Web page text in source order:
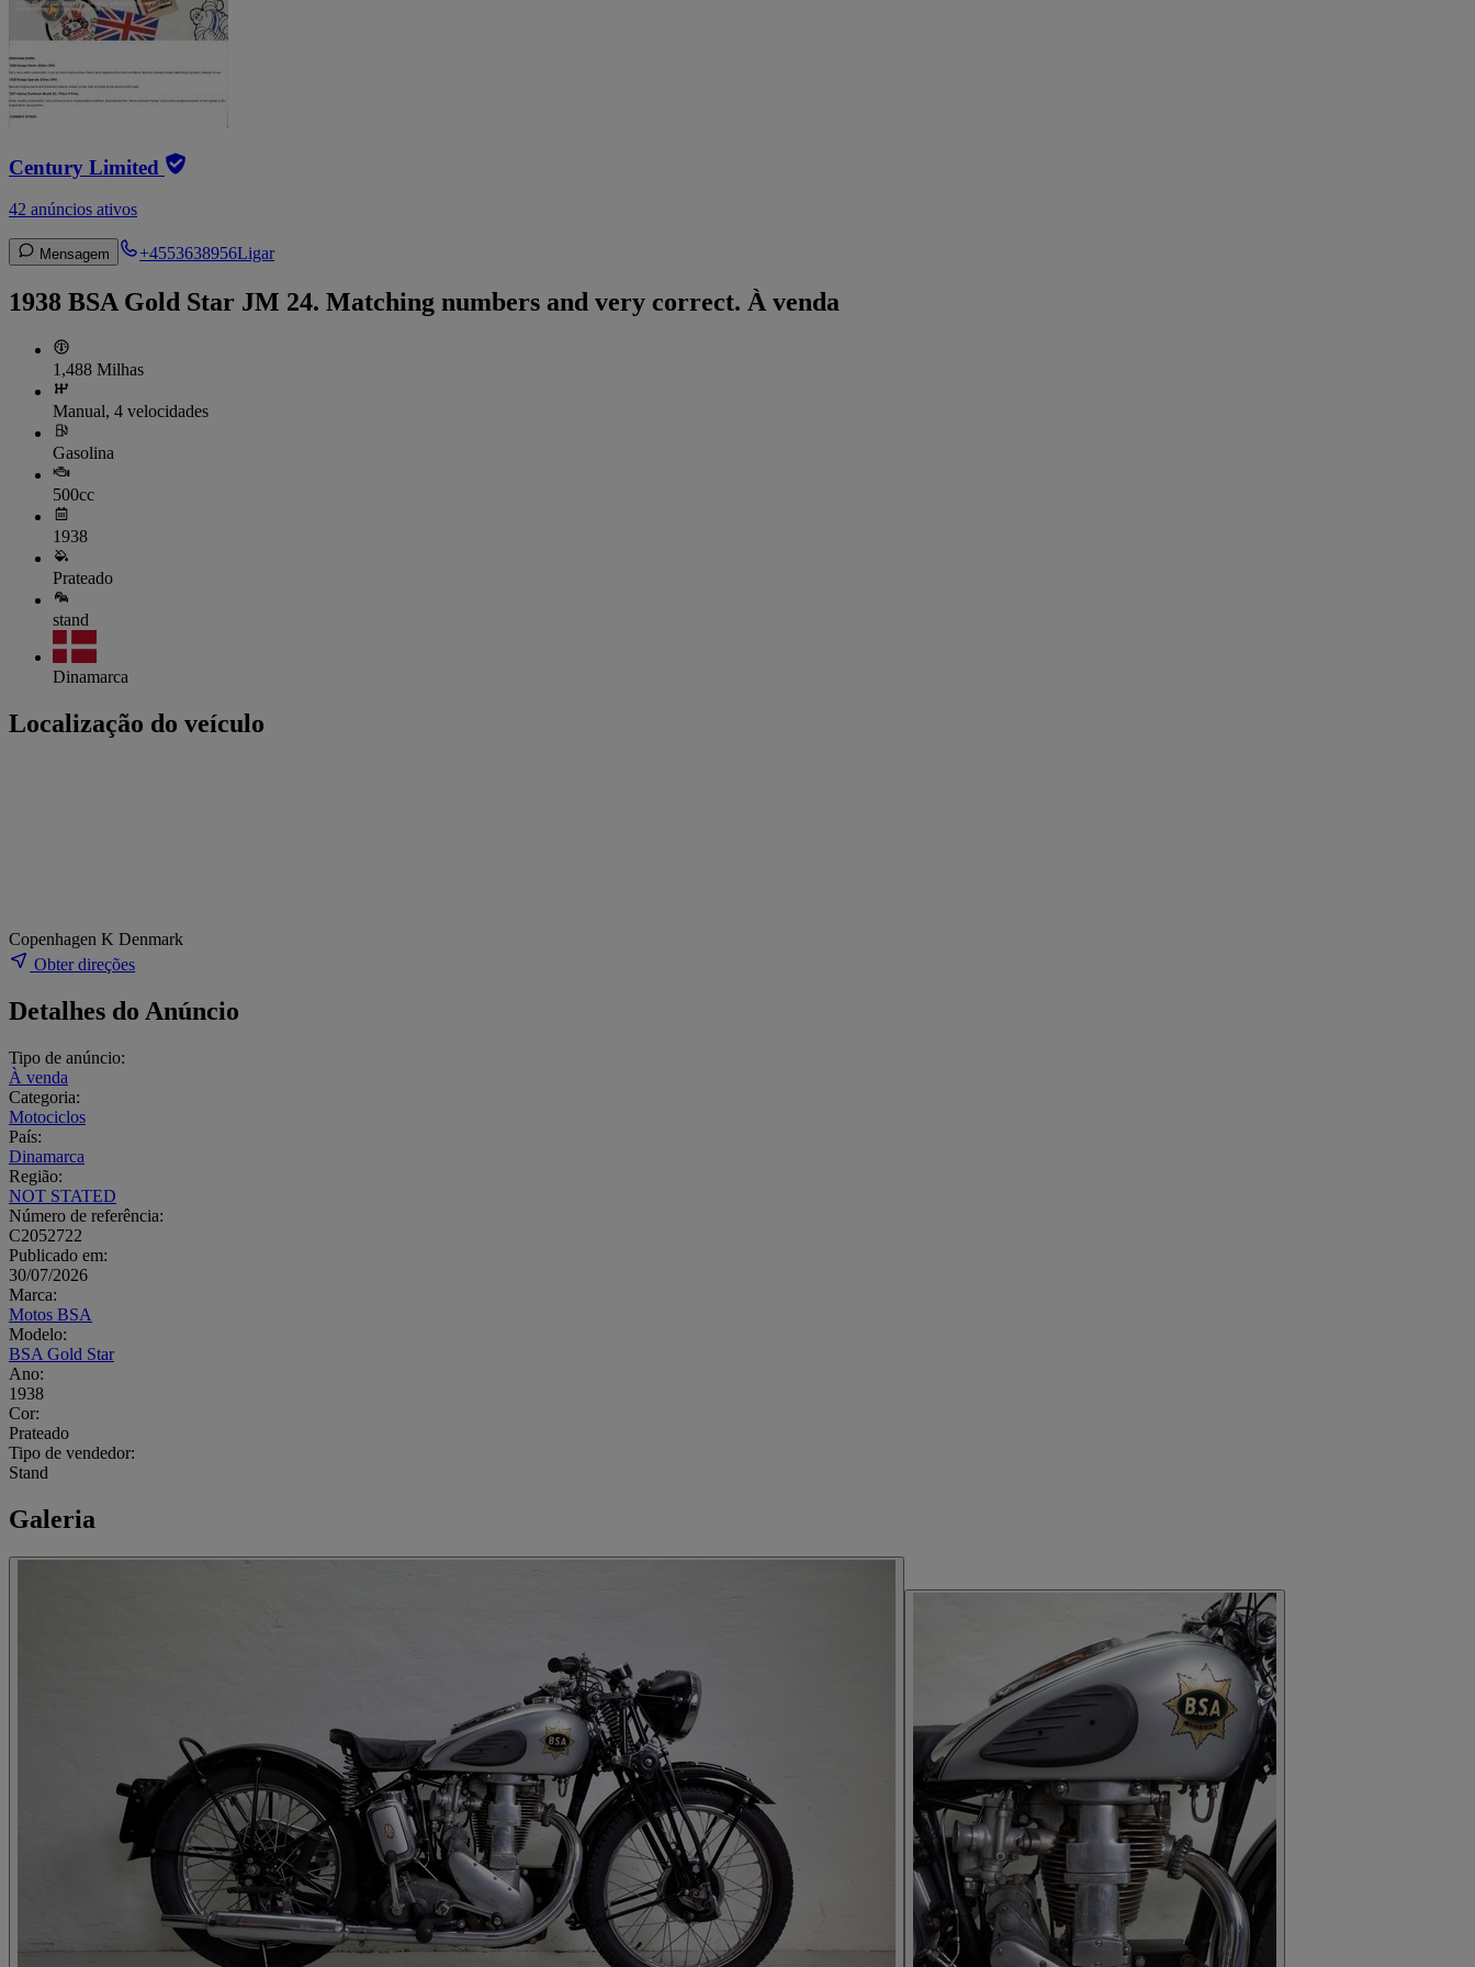
Century Limited
42 anúncios ativos
Mensagem +4553638956Ligar
1938 BSA Gold Star JM 24. Matching numbers and very correct. À venda
1,488 Milhas
Manual, 4 velocidades
Gasolina
500cc
1938
Prateado
stand
Dinamarca
Localização do veículo
Copenhagen K Denmark
Obter direções
Detalhes do Anúncio
Tipo de anúncio:
À venda
Categoria:
Motociclos
País:
Dinamarca
Região:
NOT STATED
Número de referência:
C2052722
Publicado em:
30/07/2026
Marca:
Motos BSA
Modelo:
BSA Gold Star
Ano:
1938
Cor:
Prateado
Tipo de vendedor:
Stand
Galeria